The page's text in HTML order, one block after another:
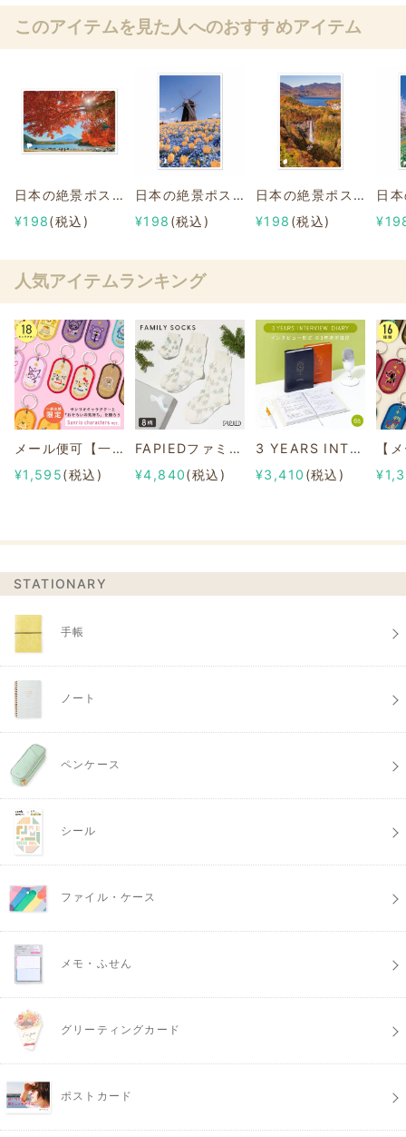
このアイテムを見た人へのおすすめアイテム
日本の絶景ポストカード ～秋～ 精進湖/山梨
¥198(税込)
日本の絶景ポストカード ～春～ 花博記念公園鶴見緑地/大阪
¥198 (税込)
日本の絶景ポストカード ～秋～ 明智平展望台/栃木
¥198 (税込)
人気アイテムランキング
メール便可【一部店舗限定】2/8b PAIR KEY RING Sanrio characters ver.
¥1,595(税込)
FAPIEDファミリーソックスセット 総柄
¥4,840(税込)
3 YEARS INTERVIEW DIARY
¥3,410 (税込)
STATIONARY
手帳
ノート
ペンケース
シール
ファイル・ケース
メモ・ふせん
グリーティングカード
ポストカード